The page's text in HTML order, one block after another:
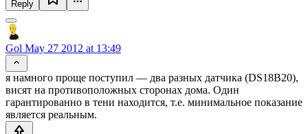
Reply
Gol May 27 2012 at 13:49
я намного проще поступил — два разных датчика (DS18B20),
висят на противоположных сторонах дома. Один
гарантированно в тени находится, т.е. минимальное показание
является реальным.